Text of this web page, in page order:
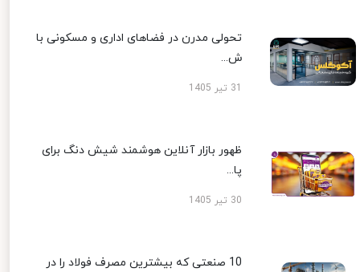
تحولی مدرن در فضاهای اداری و مسکونی با
ش...
ظهور بازار آنلاین هوشمند شیش دنگ برای
پا...
30 تیر 1405
10 صنعتی که بیشترین مصرف فولاد را در